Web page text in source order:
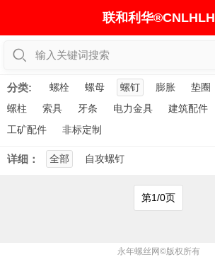
联和利华®CNLHLH
输入关键词搜索
分类: 螺栓 螺母 螺钉 膨胀 垫圈
螺柱
索具 牙条 电力金具 建筑配件
工矿配件
非标定制
详细： 全部 自攻螺钉
第1/0页
永年螺丝网©版权所有